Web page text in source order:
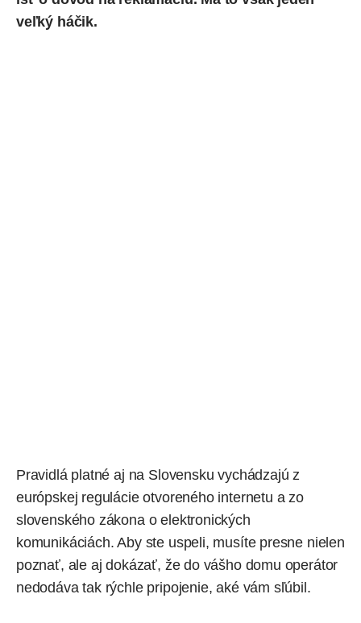
veľký háčik.
Pravidlá platné aj na Slovensku vychádzajú z
európskej regulácie otvoreného internetu a zo
slovenského zákonao elektronických
komunikáciách. Aby ste uspeli, musíte presne nielen
poznať, ale aj dokázať, že do vášho domu operátor
nedodáva tak rýchle pripojenie, aké vám sľúbil.